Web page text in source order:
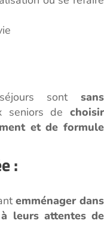
sont sans
de choisir
et de formule
:
emménager dans
leurs attentes de